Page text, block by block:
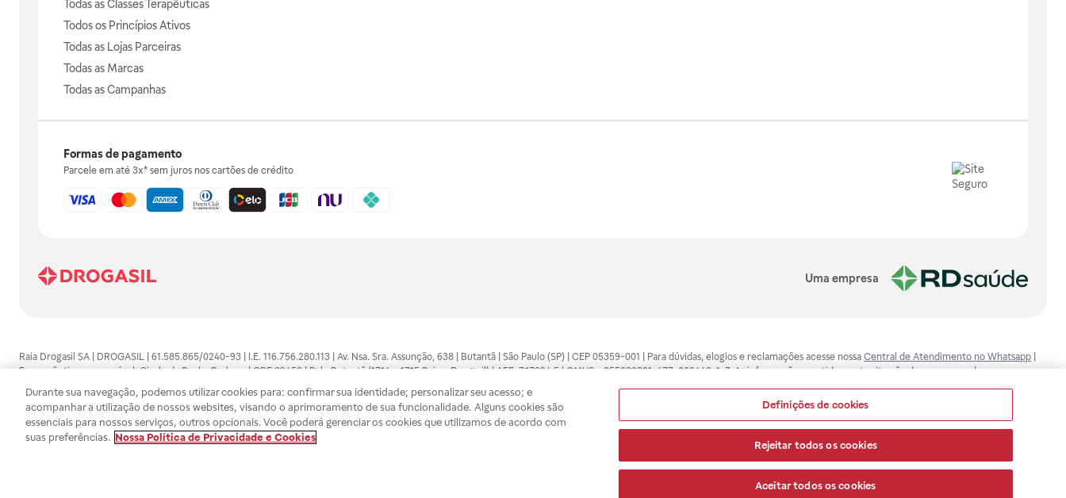
Todas as Classes Terapêuticas
Todos os Princípios Ativos
Todas as Lojas Parceiras
Todas as Marcas
Todas as Campanhas
Formas de pagamento
Parcele em até 3x* sem juros nos cartões de crédito
Uma empresa
Raia Drogasil SA | DROGASIL | 61.585.865/0240-93 | I.E. 116.756.280.113 | Av. Nsa. Sra. Assunção, 638 | Butantã | São Paulo (SP) | CEP 05359-001 | Para dúvidas, elogios e reclamações acesse nossa Central de Atendimento no Whatsapp
Farmacêutico responsável: Gisele da Penha Barbosa | CRF 89453 | Polo Butantã (1714 e 1715 Raia e Drogasil) | AFE: 7.17094.5 | CMVS - 355030801-477-002443-1-7. As informações contidas neste site não devem ser usadas para
automedicação e não substituem, em hipótese alguma, as orientações dadas pelo profissional da área médica. Somente o médico está apto a diagnosticar qualquer problema de saúde e prescrever o tratamento adequado. Ao
persistirem os sintomas, um médico deverá ser consultado. Os preços e promoções divulgados no site são válidos apenas para compras feitas pela internet. Maiores esclarecimentos, consultar o site: www.anvisa.gov.br. A Raia Drogasil
SA trabalha com as tecnologias mais avançadas de proteção de dados, para que você possa realizar suas compras com tranquilidade. A privacidade e a segurança dos clientes são compromissos da Raia Drogasil SA. Todos os pedidos
efetuados estão sujeitos à confirmação da disponibilidade de produto em nosso estoque.
Durante sua navegação, podemos utilizar cookies para: confirmar sua identidade; personalizar seu acesso; e
acompanhar a utilização de nossos websites, visando o aprimoramento de sua funcionalidade. Alguns cookies são
essenciais para nossos serviços, outros opcionais. Você poderá gerenciar os cookies que utilizamos de acordo com
suas preferências. Nossa Política de Privacidade e Cookies
Definições de cookies
Rejeitar todos os cookies
Aceitar todos os cookies